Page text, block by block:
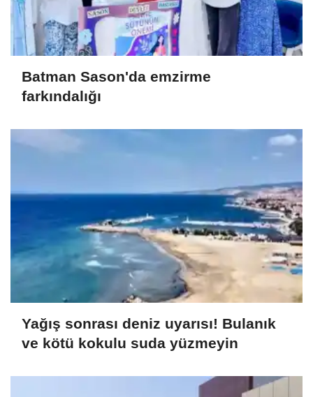
Batman Sason'da emzirme
farkındalığı
Yağış sonrası deniz uyarısı! Bulanık
ve kötü kokulu suda yüzmeyin